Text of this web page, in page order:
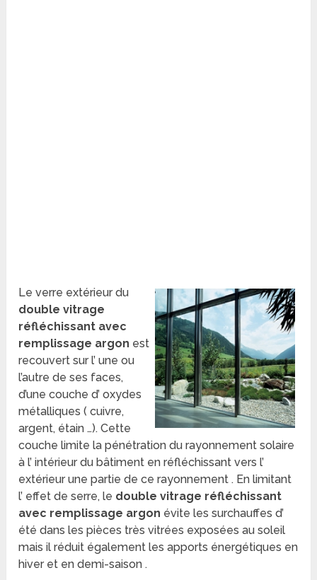
Le verre extérieur du
double vitrage
réfléchissant avec
remplissage argon est
recouvert sur l’ une ou
l’autre de ses faces,
d’une couche d’ oxydes
métalliques ( cuivre,
argent, étain …). Cette
couche limite la pénétration du rayonnement solaire
à l’ intérieur du bâtiment en réfléchissant vers l’
extérieur une partie de ce rayonnement . En limitant
l’ effet de serre, le double vitrage réfléchissant
avec remplissage argon évite les surchauffes d’
été dans les pièces très vitrées exposées au soleil
mais il réduit également les apports énergétiques en
hiver et en demi-saison .